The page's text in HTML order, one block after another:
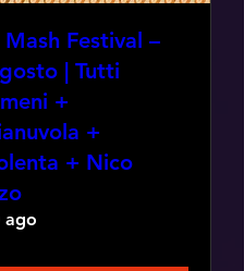
Festival –
| Tutti
+
+
+ Nico
ago